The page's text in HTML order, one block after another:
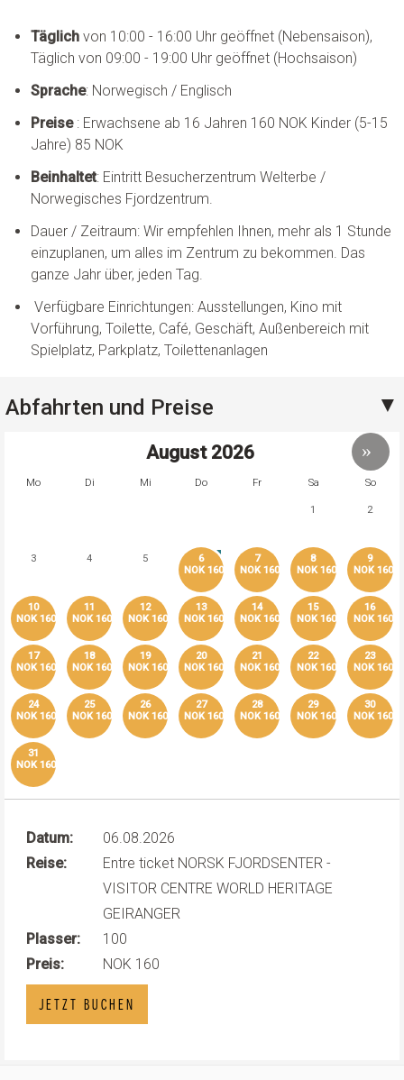
Täglich von 10:00 - 16:00 Uhr geöffnet (Nebensaison),
Täglich von 09:00 - 19:00 Uhr geöffnet (Hochsaison)
Sprache: Norwegisch / Englisch
Preise: Erwachsene ab 16 Jahren 160 NOK Kinder (5-15
Jahre) 85 NOK
Beinhaltet: Eintritt Besucherzentrum Welterbe /
Norwegisches Fjordzentrum.
Dauer / Zeitraum: Wir empfehlen Ihnen, mehr als 1 Stunde
einzuplanen, um alles im Zentrum zu bekommen. Das
ganze Jahr über, jeden Tag.
Verfügbare Einrichtungen: Ausstellungen, Kino mit
Vorführung, Toilette, Café, Geschäft, Außenbereich mit
Spielplatz, Parkplatz, Toilettenanlagen
Abfahrten und Preise
August 2026
Mo Di Mi Do Fr Sa So
1 2
3 4 5
6
NOK 160
7
NOK 160
8
NOK 160
9
NOK 160
10
NOK 160
11
NOK 160
12
NOK 160
13
NOK 160
14
NOK 160
15
NOK 160
16
NOK 160
17
NOK 160
18
NOK 160
19
NOK 160
20
NOK 160
21
NOK 160
22
NOK 160
23
NOK 160
24
NOK 160
25
NOK 160
26
NOK 160
27
NOK 160
28
NOK 160
29
NOK 160
30
NOK 160
31
NOK 160
Datum:
06.08.2026
Reise:
Entre ticket NORSK FJORDSENTER -
VISITOR CENTRE WORLD HERITAGE
GEIRANGER
Plasser:
100
Preis:
NOK 160
JETZT BUCHEN